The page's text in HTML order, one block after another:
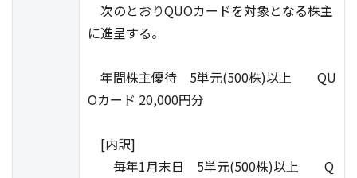
次のとおりQUOカードを対象となる株主
に進呈する。
年間株主優待 5単元(500株)以上 QU
Oカード 20,000円分
[内訳]
毎年1月末日 5単元(500株)以上 Q